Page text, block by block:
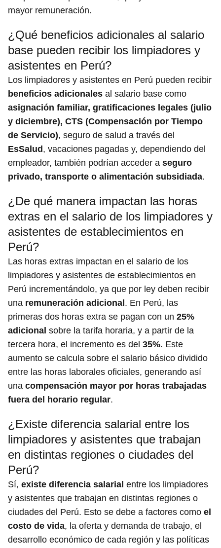
mayor remuneración.
¿Qué beneficios adicionales al salario
base pueden recibir los limpiadores y
asistentes en Perú?
Los limpiadores y asistentes en Perú pueden recibir
beneficios adicionales al salario base como
asignación familiar, gratificaciones legales (julio
y diciembre), CTS (Compensación por Tiempo
de Servicio), seguro de salud a través del
EsSalud , vacaciones pagadas y, dependiendo del
empleador, también podrían acceder a seguro
privado, transporte o alimentación subsidiada.
¿De qué manera impactan las horas
extras en el salario de los limpiadores y
asistentes de establecimientos en
Perú?
Las horas extras impactan en el salario de los
limpiadores y asistentes de establecimientos en
Perú incrementándolo, ya que por ley deben recibir
una remuneración adicional . En Perú, las
primeras dos horas extra se pagan con un 25%
adicional sobre la tarifa horaria, y a partir de la
tercera hora, el incremento es del 35%. Este
aumento se calcula sobre el salario básico dividido
entre las horas laborales oficiales, generando así
una compensación mayor por horas trabajadas
fuera del horario regular.
¿Existe diferencia salarial entre los
limpiadores y asistentes que trabajan
en distintas regiones o ciudades del
Perú?
Sí, existe diferencia salarial entre los limpiadores
y asistentes que trabajan en distintas regiones o
ciudades del Perú. Esto se debe a factores como el
costo de vida, la oferta y demanda de trabajo, el
desarrollo económico de cada región y las políticas